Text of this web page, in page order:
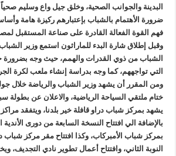
البدينة والجوانب الصحية، وخلق جيل واع وسليم صحياً
ضرورة الأهتمام بالشباب بإعتبارهم ركيزة هامة
فهم القوة الفعالة القادرة على صناعة المستقبل
وقبل إطلاق شارة البدء للماراثون استمع وزير
الشباب من ذوي القدرات والهمم، حيث وجه
التي تواجههم، كما وجه بدراسة إنشاء ملعب لكرة
ومن المقرر أن يشهد وزير الشباب والرياضة خلال
ختام ملتقي السياحة الرياضية، والاعلان عن بطولة
يشهد بمركز شباب دراو قافلة خير بلدنا، ويتفقد
بالإضافة الي افتتاح النسخة السابعة من دورى الأندية
بمركز شباب الأمبركاب، وكذا افتتاح مقر مركز
النوبة الثاني، وافتتاح أعمال تطوير نادي التجديف،